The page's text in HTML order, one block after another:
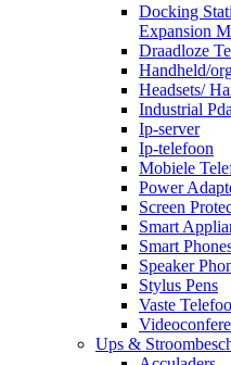
Docking
Expansion
Draadloze
Handheld/
Headsets/
Industrial Pda
Ip-server
Ip-telefoon
Mobiele
Power
Screen
Smart
Smart
Speaker
Stylus Pens
Vaste
Ups &